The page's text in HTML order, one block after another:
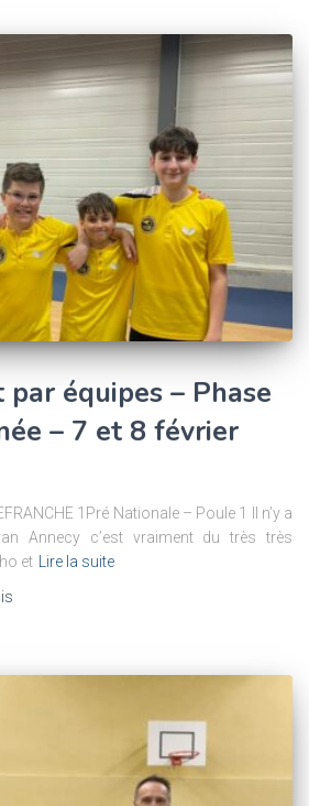
équipes – Phase
– 7 et 8 février
1Pré Nationale – Poule 1 Il n’y a
Annecy c’est vraiment du très très
et
Lire la suite